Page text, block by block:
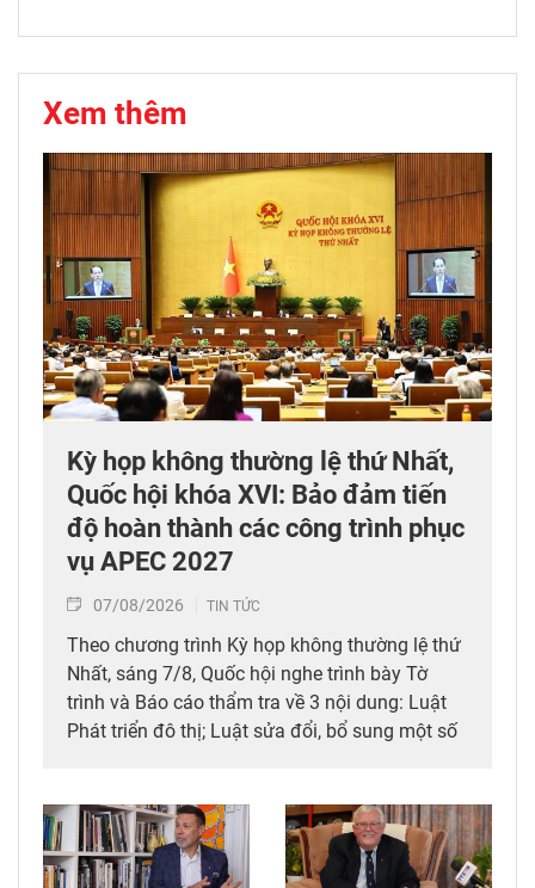
Xem thêm
Kỳ họp không thường lệ thứ Nhất,
Quốc hội khóa XVI: Bảo đảm tiến
độ hoàn thành các công trình phục
vụ APEC 2027
07/08/2026 TIN TỨC
Theo chương trình Kỳ họp không thường lệ thứ
Nhất, sáng 7/8, Quốc hội nghe trình bày Tờ
trình và Báo cáo thẩm tra về 3 nội dung: Luật
Phát triển đô thị; Luật sửa đổi, bổ sung một số
nghiệp và môi trường; Luật sửa đổi, bổ sung
một số điều của Luật Tần số vô tuyến điện,
Luật Viễn thông, Luật Giao dịch điện tử và Luật